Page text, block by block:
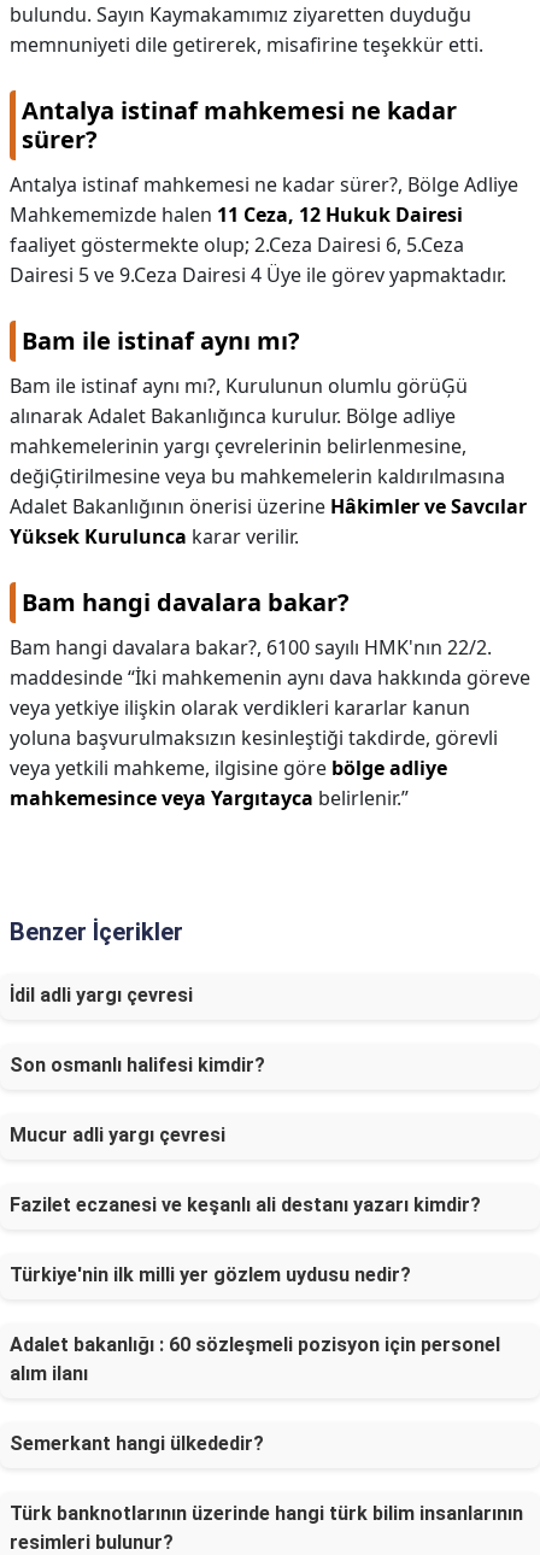
bulundu. Sayın Kaymakamımız ziyaretten duyduğu
memnuniyeti dile getirerek, misafirine teşekkür etti.
Antalya istinaf mahkemesi ne kadar
sürer?
Antalya istinaf mahkemesi ne kadar sürer?, Bölge Adliye
Mahkememizde halen 11 Ceza, 12 Hukuk Dairesi
faaliyet göstermekte olup; 2.Ceza Dairesi 6, 5.Ceza
Dairesi 5 ve 9.Ceza Dairesi 4 Üye ile görev yapmaktadır.
Bam ile istinaf aynı mı?
Bam ile istinaf aynı mı?, Kurulunun olumlu görüĢü
alınarak Adalet Bakanlığınca kurulur. Bölge adliye
mahkemelerinin yargı çevrelerinin belirlenmesine,
değiĢtirilmesine veya bu mahkemelerin kaldırılmasına
Adalet Bakanlığının önerisi üzerine Hâkimler ve Savcılar
Yüksek Kurulunca karar verilir.
Bam hangi davalara bakar?
Bam hangi davalara bakar?, 6100 sayılı HMK'nın 22/2.
maddesinde “İki mahkemenin aynı dava hakkında göreve
veya yetkiye ilişkin olarak verdikleri kararlar kanun
yoluna başvurulmaksızın kesinleştiği takdirde, görevli
veya yetkili mahkeme, ilgisine göre bölge adliye
mahkemesince veya Yargıtayca belirlenir.”
Benzer İçerikler
İdil adli yargı çevresi
Son osmanlı halifesi kimdir?
Mucur adli yargı çevresi
Fazilet eczanesi ve keşanlı ali destanı yazarı kimdir?
Türkiye'nin ilk milli yer gözlem uydusu nedir?
Adalet bakanlığı : 60 sözleşmeli pozisyon için personel
alım ilanı
Semerkant hangi ülkededir?
Türk banknotlarının üzerinde hangi türk bilim insanlarının
resimleri bulunur?